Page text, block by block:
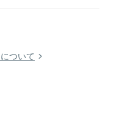
ついて